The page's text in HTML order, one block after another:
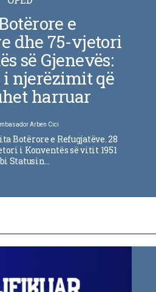
e
dhe 75-vjetori
së Gjenevës:
njerëzimit që
harruar
Arben Cici
Botërore e Refugjatëve. 28
i Konventës së vitit 1951
Statusin…